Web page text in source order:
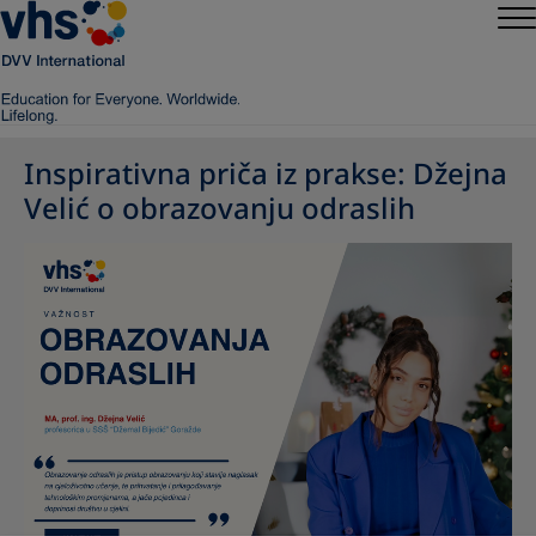
Inspirativna priča iz prakse: Džejna
Velić o obrazovanju odraslih